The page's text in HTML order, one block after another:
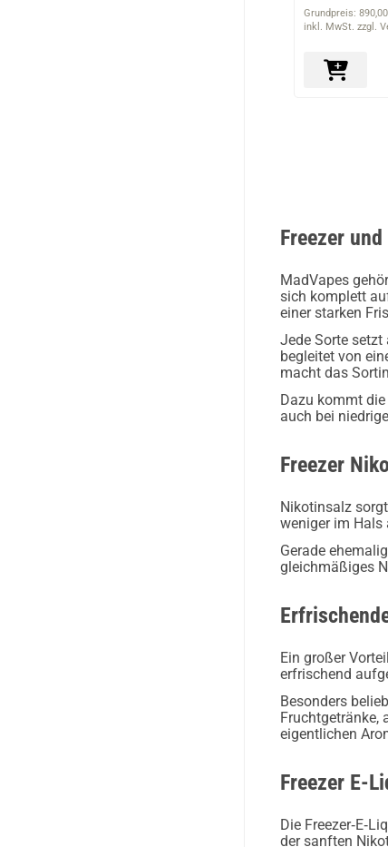
Grundpreis:
inkl. MwSt. zzgl.
Freezer
MadVapes
sich komplett
einer starken
Jede Sorte
begleitet von
macht das
Dazu kommt
auch bei
Freezer
Nikotinsalz
weniger im Hals
Gerade
gleichmäßiges
Ein großer
erfrischend
Besonders
Fruchtgetränke,
eigentlichen
Freezer E-
Die
der sanften